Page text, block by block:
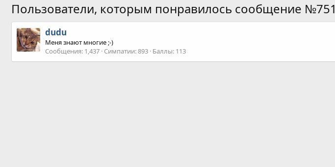
Пользователи, которым понравилось сообщение №751
dudu
Меня знают многие ;-)
Сообщения 1,437 Симпатии 893 Баллы 113